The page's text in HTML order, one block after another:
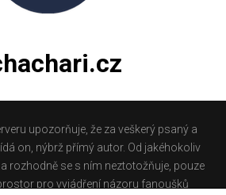
upozorňuje, že za veškerý psaný a
on, nýbrž přímý autor. Od jakéhokoliv
rozhodně se s ním neztotožňuje, pouze
pro vyjádření názoru fanoušků